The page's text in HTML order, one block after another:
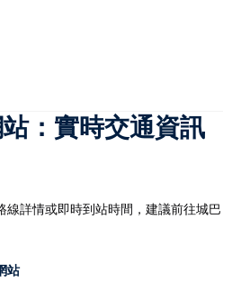
：實時交通資訊
線詳情或即時到站時間，建議前往城巴
站